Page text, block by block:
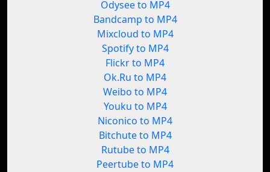
Odysee to MP4
Bandcamp to MP4
Mixcloud to MP4
Spotify to MP4
Flickr to MP4
Ok.Ru to MP4
Weibo to MP4
Youku to MP4
Niconico to MP4
Bitchute to MP4
Rutube to MP4
Peertube to MP4